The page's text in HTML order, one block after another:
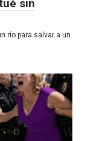
sin
río para salvar a un